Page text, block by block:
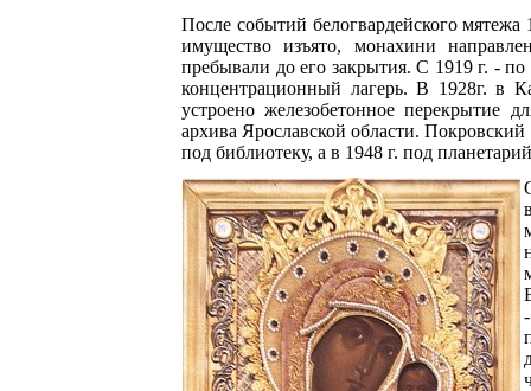
После событий белогвардейского мятежа
имущество изъято, монахини
пребывали до его закрытия. С 1919 г. -
концентрационный лагерь. В 1928г. в
устроено железобетонное перекрытие
архива Ярославской области. Покровский
под библиотеку, а в 1948 г. под